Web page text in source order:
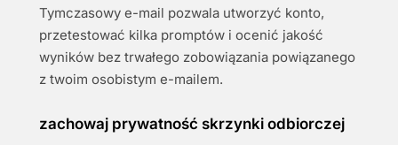
Tymczasowy e-mail pozwala utworzyć konto,
przetestować kilka promptów i ocenić jakość
wyników bez trwałego zobowiązania powiązanego
z twoim osobistym e-mailem.
zachowaj prywatność skrzynki odbiorczej